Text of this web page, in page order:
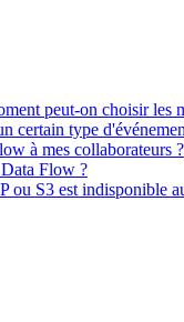
peut-on choisir les
certain type
à mes collaborateurs ?
Flow ?
ou S3 est indisponible